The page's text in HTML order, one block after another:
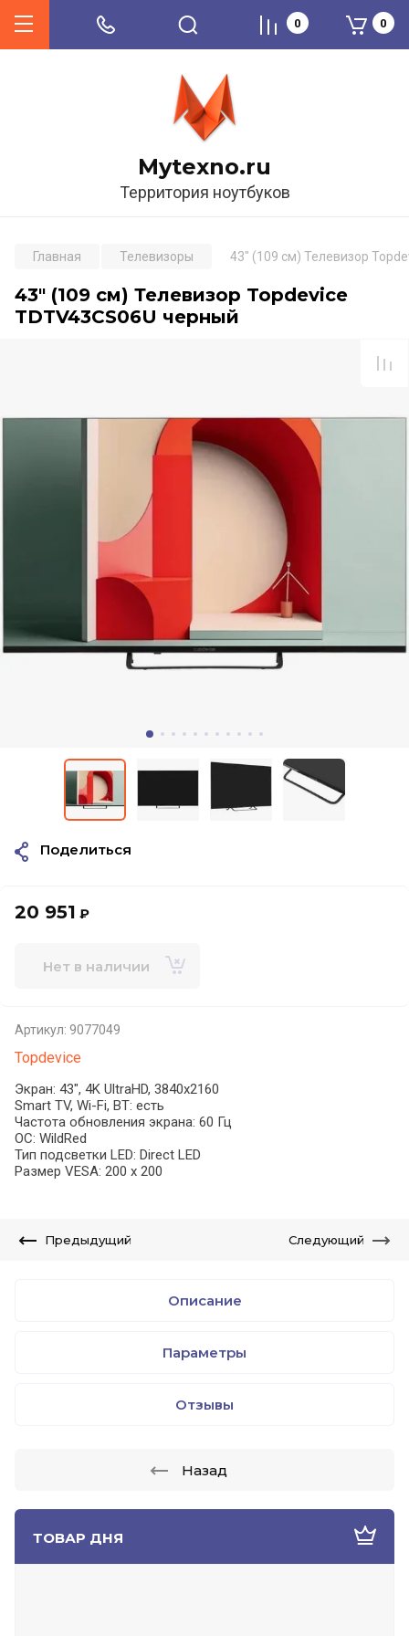
Mytexno.ru
Территория ноутбуков
0 0
ТОВАР ДНЯ
Главная Телевизоры 43" (109 см) Телевизор
43" (109 см) Телевизор Topdevice
TDTV43CS06U черный
20 951 ₽
Нет в наличии
Артикул: 9077049
Topdevice
Экран: 43", 4K UltraHD, 3840x2160
Smart TV, Wi-Fi, BT: есть
Частота обновления экрана: 60 Гц
ОС: WildRed
Тип подсветки LED: Direct LED
Размер VESA: 200 x 200
Поделиться
Предыдущий Следующий
Описание
Параметры
Отзывы
Назад